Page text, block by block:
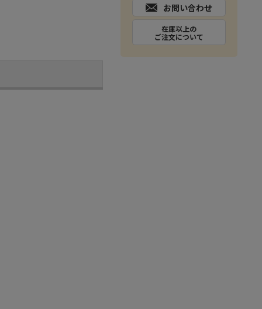
お問い合わせ
在庫以上の
ご注文について